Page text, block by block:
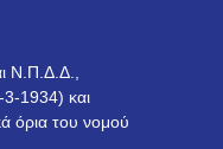
Ν.Π.Δ.Δ.,
1934) και
όρια του νομού